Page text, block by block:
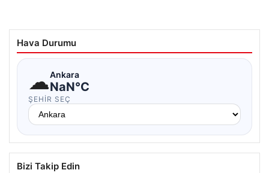
Hava Durumu
☁Ankara
NaN°C
ŞEHIR SEÇ
Bizi Takip Edin